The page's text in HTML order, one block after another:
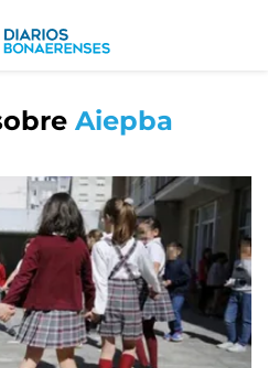
Aiepba